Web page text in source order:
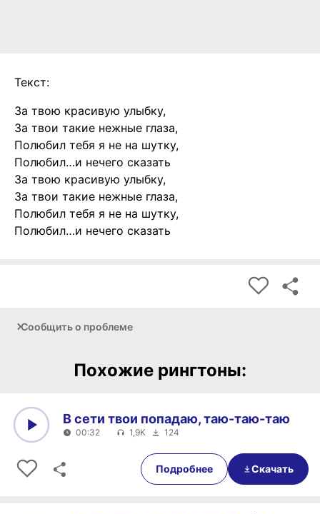
Текст:
За твою красивую улыбку,
За твои такие нежные глаза,
Полюбил тебя я не на шутку,
Полюбил…и нечего сказать
За твою красивую улыбку,
За твои такие нежные глаза,
Полюбил тебя я не на шутку,
Полюбил…и нечего сказать
Сообщить о проблеме
Похожие рингтоны:
00:32
В сети твои попадаю, таю-таю-таю
00:32 1,9K 124
Подробнее Скачать